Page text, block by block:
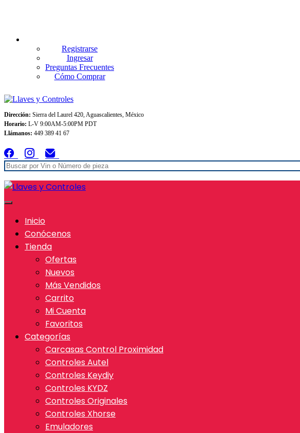
Registrarse
Ingresar
Preguntas Frecuentes
Cómo Comprar
Dirección: Sierra del Laurel 420, Aguascalientes, México
Horario: L-V 9:00AM-5:00PM PDT
Llámanos: 449 389 41 67
Inicio
Conócenos
Tienda
Ofertas
Nuevos
Más Vendidos
Carrito
Mi Cuenta
Favoritos
Categorías
Carcasas Control Proximidad
Controles Autel
Controles Keydiy
Controles KYDZ
Controles Originales
Controles Xhorse
Emuladores